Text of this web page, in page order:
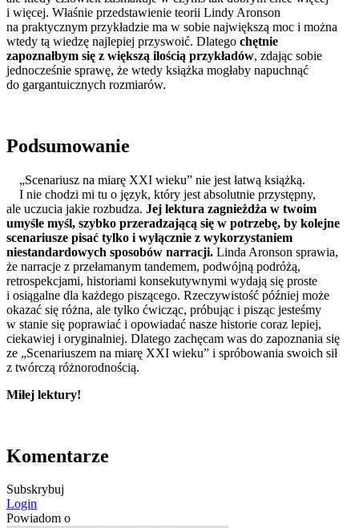
i więcej. Właśnie przedstawienie teorii Lindy Aronson
na praktycznym przykładzie ma w sobie największą moc i można
wtedy tą wiedzę najlepiej przyswoić. Dlatego chętnie
zapoznałbym się z większą ilością przykładów, zdając sobie
jednocześnie sprawę, że wtedy książka mogłaby napuchnąć
do gargantuicznych rozmiarów.
Podsumowanie
„Scenariusz na miarę XXI wieku” nie jest łatwą książką.
I nie chodzi mi tu o język, który jest absolutnie przystępny,
ale uczucia jakie rozbudza. Jej lektura zagnieżdża w twoim
umyśle myśl, szybko przeradzającą się w potrzebę, by kolejne
scenariusze pisać tylko i wyłącznie z wykorzystaniem
niestandardowych sposobów narracji. Linda Aronson sprawia,
że narracje z przełamanym tandemem, podwójną podróżą,
retrospekcjami, historiami konsekutywnymi wydają się proste
i osiągalne dla każdego piszącego. Rzeczywistość później może
okazać się różna, ale tylko ćwicząc, próbując i pisząc jesteśmy
w stanie się poprawiać i opowiadać nasze historie coraz lepiej,
ciekawiej i oryginalniej. Dlatego zachęcam was do zapoznania się
ze „Scenariuszem na miarę XXI wieku” i spróbowania swoich sił
z twórczą różnorodnością.
Miłej lektury!
Komentarze
Subskrybuj
Login
Powiadom o